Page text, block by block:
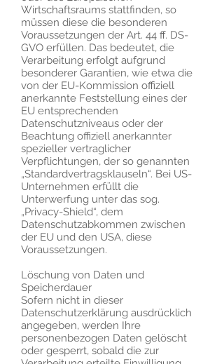
Wirtschaftsraums stattfinden, so
müssen diese die besonderen
Voraussetzungen der Art. 44 ff. DS-
GVO erfüllen. Das bedeutet, die
Verarbeitung erfolgt aufgrund
besonderer Garantien, wie etwa die
von der EU-Kommission offiziell
anerkannte Feststellung eines der
EU entsprechenden
Datenschutzniveaus oder der
Beachtung offiziell anerkannter
spezieller vertraglicher
Verpflichtungen, der so genannten
„Standardvertragsklauseln“. Bei US-
Unternehmen erfüllt die
Unterwerfung unter das sog.
„Privacy-Shield“, dem
Datenschutzabkommen zwischen
der EU und den USA, diese
Voraussetzungen.
Löschung von Daten und
Speicherdauer
Sofern nicht in dieser
Datenschutzerklärung ausdrücklich
angegeben, werden Ihre
personenbezogen Daten gelöscht
oder gesperrt, sobald die zur